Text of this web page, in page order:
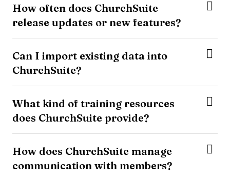
How often does ChurchSuite
release updates or new features?
Can I import existing data into
ChurchSuite?
What kind of training resources
does ChurchSuite provide?
How does ChurchSuite manage
communication with members?